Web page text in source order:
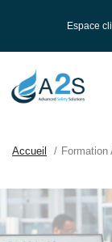
Espace
Accueil Formation